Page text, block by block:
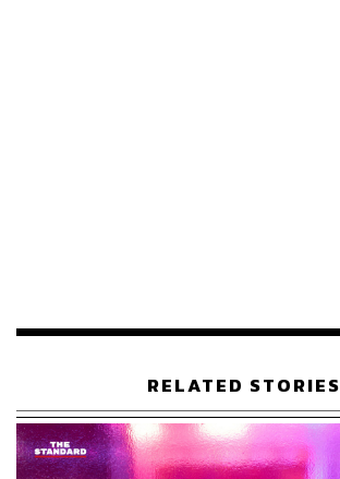
RELATED STORIES